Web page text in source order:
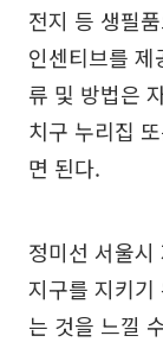
전지 등 생필
인센티브를
류 및 방법은
치구 누리집
면 된다.
정미선 서울
지구를 지키기
는 것을 느낄